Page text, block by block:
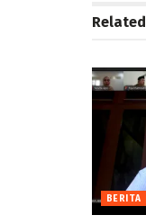
Related
BERITA